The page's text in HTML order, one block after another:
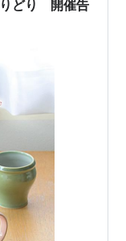
どり 開催告